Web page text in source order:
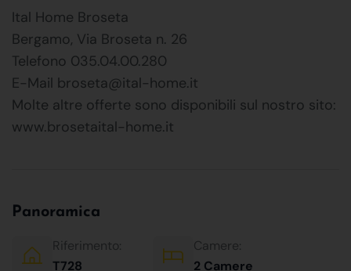
Ital Home Broseta
Bergamo, Via Broseta n. 26
Telefono 035.04.00.280
E-Mail broseta@ital-home.it
Molte altre offerte sono disponibili sul nostro sito:
www.brosetaital-home.it
Panoramica
Riferimento:
T728
Camere:
2 Camere